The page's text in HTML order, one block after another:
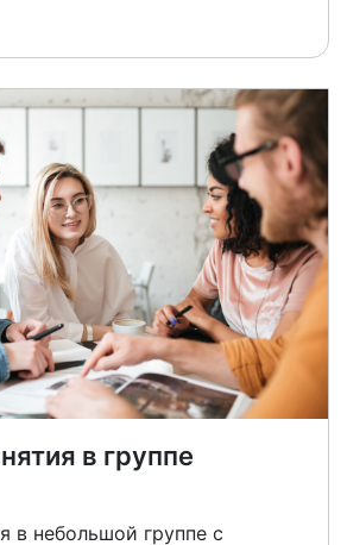
в группе
в небольшой группе с